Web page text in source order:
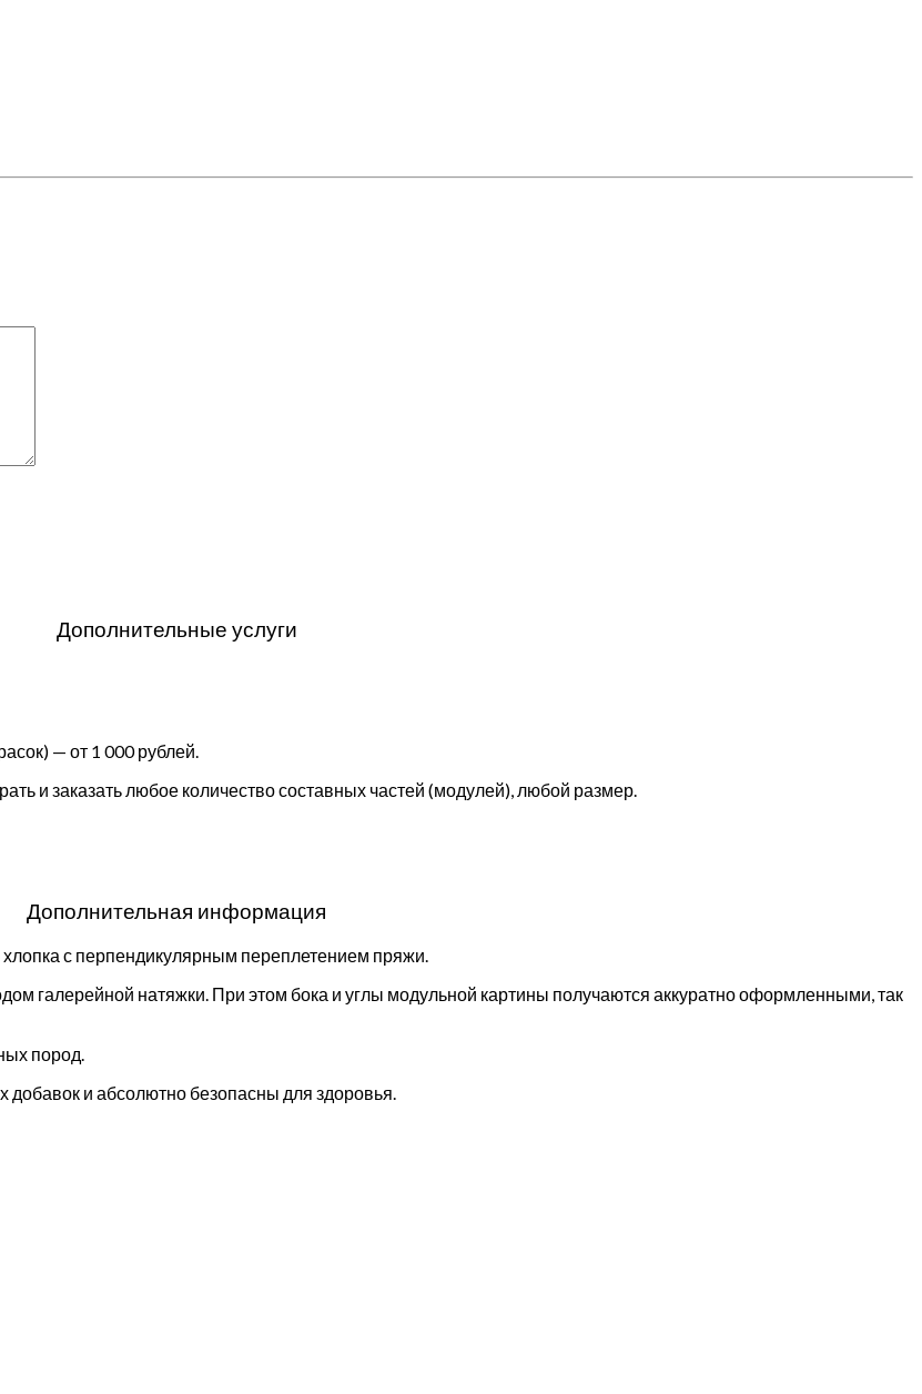
Дополнительные услуги
— от 1 000 рублей.
и заказать любое количество составных частей (модулей), любой размер.
Дополнительная информация
с перпендикулярным переплетением пряжи.
галерейной натяжки. При этом бока и углы модульной картины получаются аккуратно оформленными, так
пород.
и абсолютно безопасны для здоровья.